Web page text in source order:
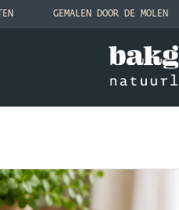
GEMALEN DOOR DE MOLEN